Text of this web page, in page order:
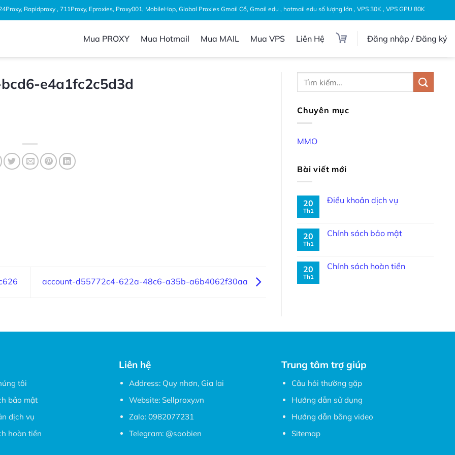
Rapidproxy , 711Proxy, Eproxies, Proxy001, MobileHop, Global Proxies Gmail Cổ, Gmail edu , hotmail edu số lượng lớn , VPS 30K , VPS GPU 80K
Mua PROXY Mua Hotmail Mua MAIL Mua VPS Liên Hệ Đăng nhập / Đăng ký
e4a1fc2c5d3d
account-d55772c4-622a-48c6-a35b-a6b4062f30aa
Chuyên mục
MMO
Bài viết mới
20
Th1
Điều khoản dịch vụ
20
Th1
Chính sách bảo mật
20
Th1
Chính sách hoàn tiền
tôi
bảo mật
dịch vụ
hoàn tiền
Liên hệ
Address: Quy nhơn, Gia lai
Website: Sellproxy.vn
Zalo: 0982077231
Telegram: @saobien
Trung tâm trợ giúp
Câu hỏi thường gặp
Hướng dẫn sử dụng
Hướng dẫn bằng video
Sitemap